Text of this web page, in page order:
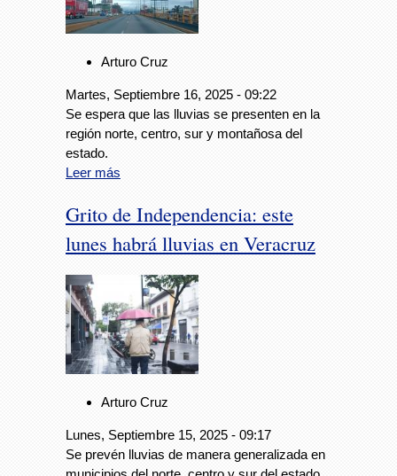
Arturo Cruz
Martes, Septiembre 16, 2025 - 09:22
Se espera que las lluvias se presenten en la
región norte, centro, sur y montañosa del
estado.
Leer más
Grito de Independencia: este
lunes habrá lluvias en Veracruz
Arturo Cruz
Lunes, Septiembre 15, 2025 - 09:17
Se prevén lluvias de manera generalizada en